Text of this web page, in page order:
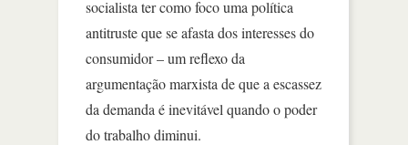
socialista ter como foco uma política
antitruste que se afasta dos interesses do
consumidor – um reflexo da
argumentação marxista de que a escassez
da demanda é inevitável quando o poder
do trabalho diminui.